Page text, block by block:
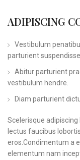
ADIPISCING
Vestibulum
parturient
Abitur parturient
vestibulum hendre.
Diam parturient
Scelerisque
lectus faucibus
eros.Condimentum a
elementum nam